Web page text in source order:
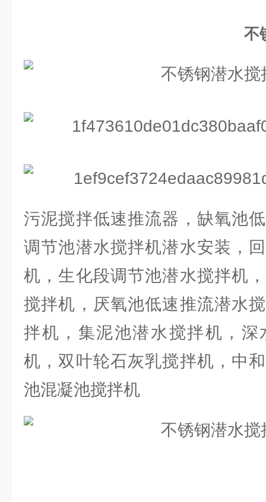
不
污泥搅拌低速推流器，缺氧池
调节池潜水搅拌机潜水安装，
机，生化段调节池潜水搅拌机
搅拌机，厌氧池低速推流潜水
拌机，集泥池潜水搅拌机，深
机，双叶轮石灰乳搅拌机，中
池混凝池搅拌机